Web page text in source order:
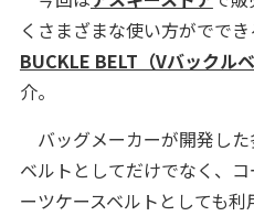
くさまざまな使い方がでで
BUCKLE BELT（Vバックル
介。
バッグメーカーが開発し
ベルトとしてだけでなく、
ーツケースベルトとしても